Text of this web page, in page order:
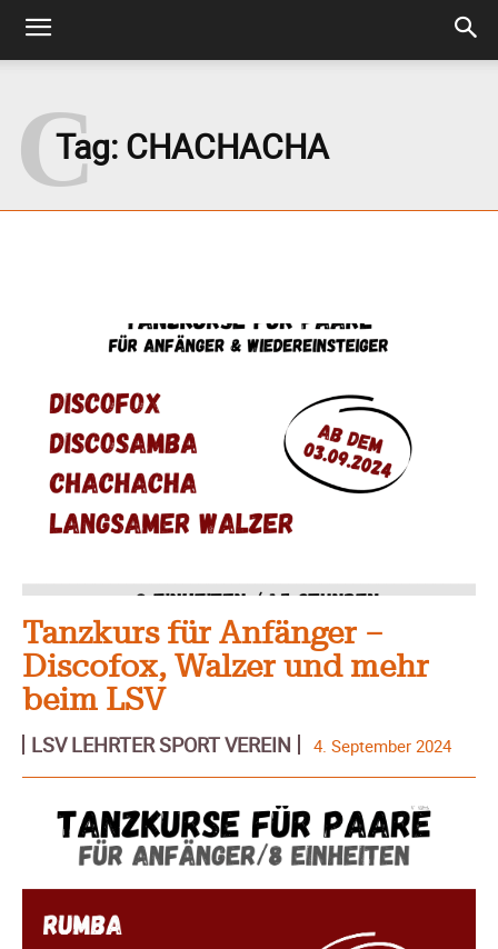
Tag:CHACHACHA
C
Tanzkurs für Anfänger –
Discofox, Walzer und mehr
beim LSV
LSV LEHRTER SPORT VEREIN 4. September 2024